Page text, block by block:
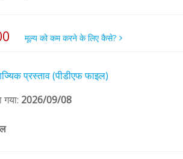
मूल्य को कम करने के लिए कैसे?
प्रस्ताव (पीडीएफ फाइल)
2026/09/08